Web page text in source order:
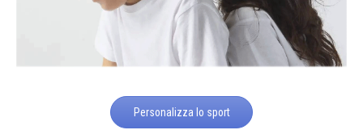
Personalizza lo sport